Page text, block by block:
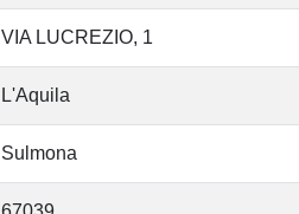
VIA LUCREZIO, 1
L'Aquila
Sulmona